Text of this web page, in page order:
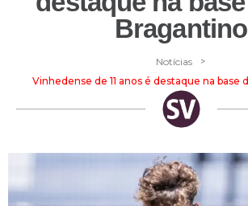
Bragantino
Notícias >
Vinhedense de 11 anos é destaque na base